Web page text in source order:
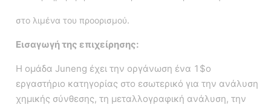
στο λιμένα του προορισμού.
Εισαγωγή της επιχείρησης:
Η ομάδα Juneng έχει την οργάνωση ένα 1$ο
εργαστήριο κατηγορίας στο εσωτερικό για την ανάλυση
χημικής σύνθεσης, τη μεταλλογραφική ανάλυση, την